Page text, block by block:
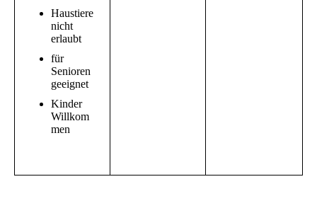
Haustiere
nicht
erlaubt
für
Senioren
geeignet
Kinder
Willkom
men